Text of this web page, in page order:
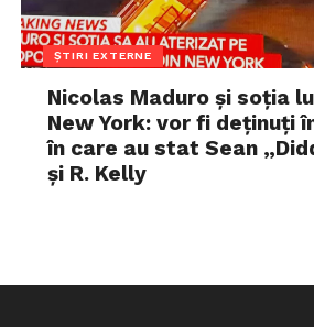
ȘTIRI EXTERNE
Nicolas Maduro și soția
New York: vor fi deținuți
în care au stat Sean
și R. Kelly